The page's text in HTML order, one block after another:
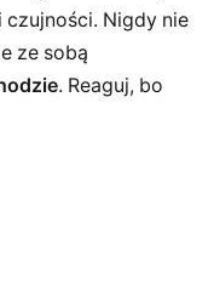
Nigdy nie
ze sobą
. Reaguj, bo